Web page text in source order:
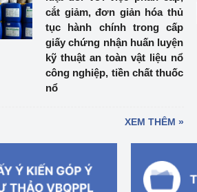
cắt giảm, đơn giản hóa thủ
tục hành chính trong cấp
giấy chứng nhận huấn luyện
kỹ thuật an toàn vật liệu nổ
công nghiệp, tiền chất thuốc
nổ
XEM THÊM »